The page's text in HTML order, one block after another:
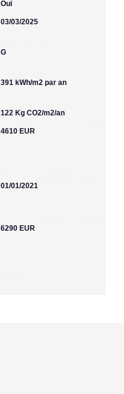
Oui
03/03/2025
G
391 kWh/m2 par an
122 Kg CO2/m2/an
4610 EUR
01/01/2021
6290 EUR